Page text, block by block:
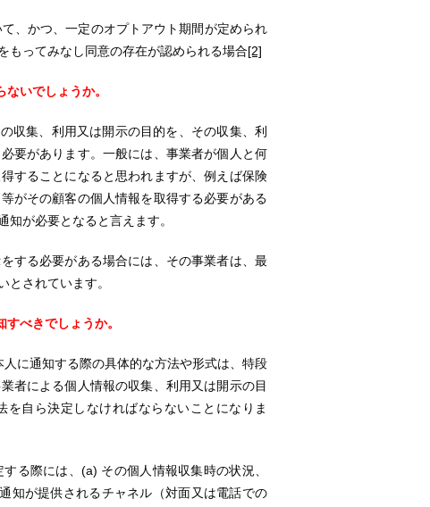
、かつ、一定のオプトアウト期間が定められ
もってみなし同意の存在が認められる場合[2]
いでしょうか。
収集、利用又は開示の目的を、その収集、利
要があります。一般には、事業者が個人と何
することになると思われますが、例えば保険
がその顧客の個人情報を取得する必要がある
が必要となると言えます。
する必要がある場合には、その事業者は、最
されています。
べきでしょうか。
に通知する際の具体的な方法や形式は、特段
者による個人情報の収集、利用又は開示の目
自ら決定しなければならないことになりま
る際には、(a) その個人情報収集時の状況、
知が提供されるチャネル（対面又は電話での